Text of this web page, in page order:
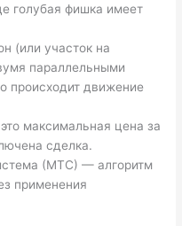
голубая фишка имеет
(или участок на
параллельными
происходит движение
максимальная цена за
сделка.
(МТС) — алгоритм
применения